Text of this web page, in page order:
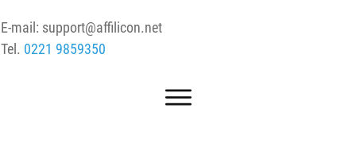
E-mail: support@affilicon.net
Tel. 0221 9859350